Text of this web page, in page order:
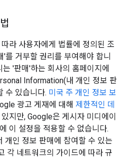
따라 사용자에게 법률에 정의된 조
를 거부할 권리를 부여해야 합니
'판매'하는 회사의 홈페이지에
Information(내 개인 정보 판
수 있습니다. 미국 주 개인 정보 보
광고 게재에 대해 제한적인 데
지만, Google은 게시자 미디에이
이 설정을 적용할 수 없습니다.
개인 정보 판매에 참여할 수 있는
각 네트워크의 가이드에 따라 규